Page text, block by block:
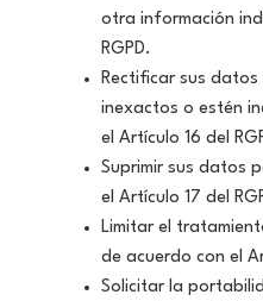
otra información
RGPD.
Rectificar sus
inexactos o estén
el Artículo 16 del
Suprimir sus datos
el Artículo 17 del
Limitar el
de acuerdo con el
Solicitar la